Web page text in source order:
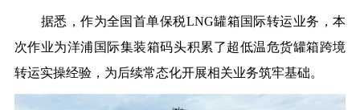
据悉，作为全国首单保税LNG罐箱国际转运业务，本
次作业为洋浦国际集装箱码头积累了超低温危货罐箱跨境
转运实操经验，为后续常态化开展相关业务筑牢基础。